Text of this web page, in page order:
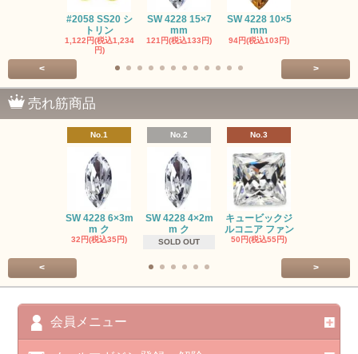
#2058 SS20 シ
トリン
1,122円(税込1,234
円)
SW 4228 15×7
mm
121円(税込133円)
SW 4228 10×5
mm
94円(税込103円)
< >
売れ筋商品
No.1
SW 4228 6×3m
m ク
32円(税込35円)
No.2
SW 4228 4×2m
m ク
SOLD OUT
No.3
キュービックジ
ルコニア ファン
50円(税込55円)
< >
会員メニュー